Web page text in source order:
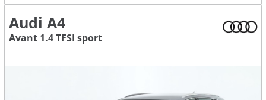
Audi A4
Avant 1.4 TFSI sport